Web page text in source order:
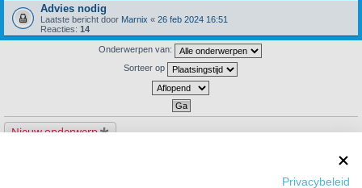
Privacybeleid
Advies nodig
Laatste bericht door Marnix « 26 feb 2024 16:51
Reacties: 14
Onderwerpen van:
Sorteer op
Nieuw onderwerp